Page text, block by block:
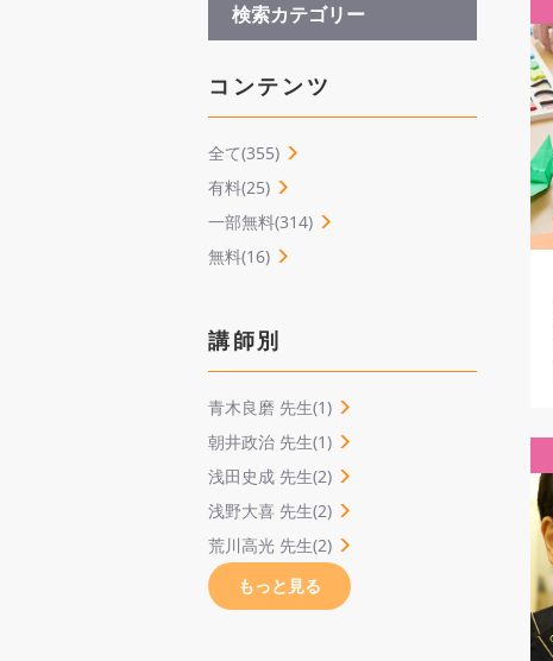
検索カテゴリー
コンテンツ
全て(355)
有料(25)
一部無料(314)
無料(16)
講師別
青木良磨 先生(1)
朝井政治 先生(1)
浅田史成 先生(2)
浅野大喜 先生(2)
荒川高光 先生(2)
もっと見る